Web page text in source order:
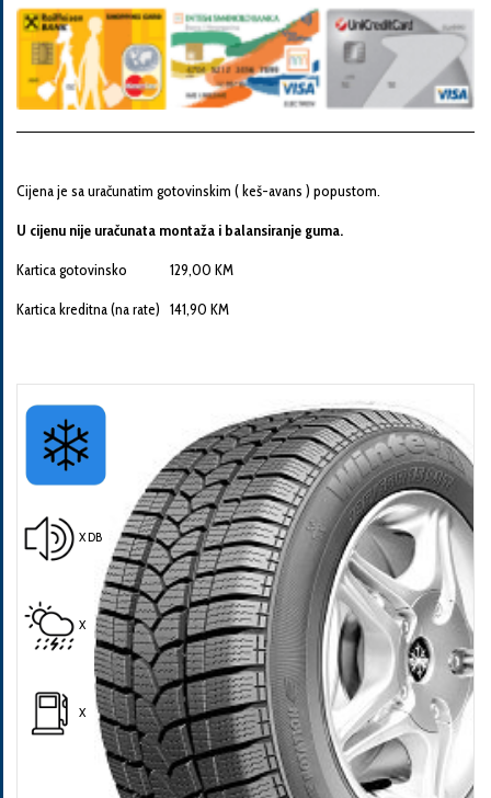
Godina
proizvodnje
Vaša
Pošalji
Cijena je sa uračunatim gotovinskim ( keš-avans ) popustom.
U cijenu nije uračunata montaža i balansiranje guma.
Kartica gotovinsko 129,00 KM
Kartica kreditna (na rate) 141,90 KM
X DB
X
X